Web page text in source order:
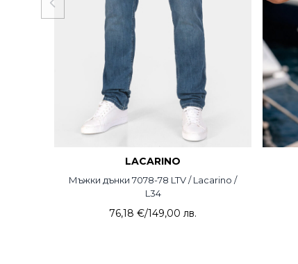
LACARINO
Мъжки дънки 7078-78 LTV / Lacarino /
L34
76,18 €/149,00 лв.